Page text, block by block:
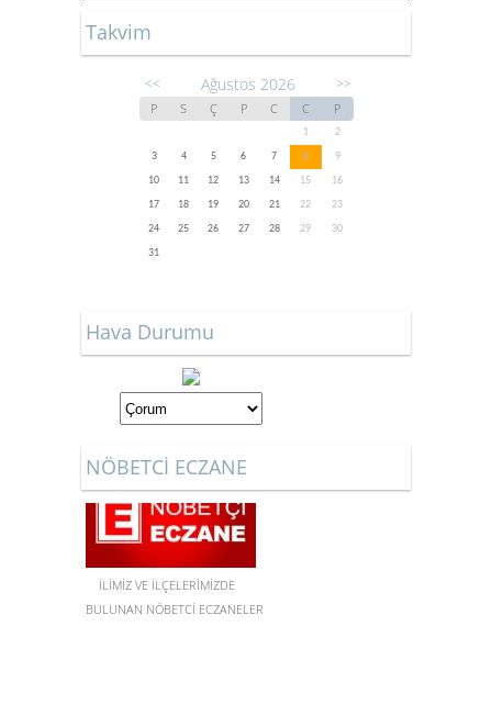
Takvim
<< Ağustos 2026 >>
P S Ç P C C P
1
2
3
4 5 6 7 8
9
10
11 12 13 14 15
16
17
18 19 20 21 22
23
24
25 26 27 28 29
30
31
Hava Durumu
NÖBETCİ ECZANE
İLİMİZ VE İLÇELERİMİZDE
BULUNAN NÖBETCİ ECZANELER